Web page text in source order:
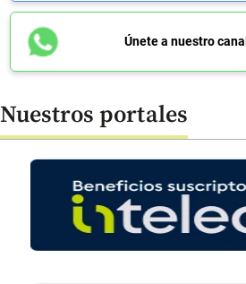
Únete a nuestro
Nuestros portales